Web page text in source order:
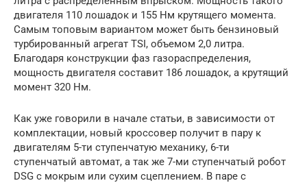
двигателя 110 лошадок и 155 Нм крутящего момента.
Самым топовым вариантом может быть бензиновый
турбированный агрегат TSI, объемом 2,0 литра.
Благодаря конструкции фаз газораспределения,
мощность двигателя составит 186 лошадок, а крутящий
момент 320 Нм.
Как уже говорили в начале статьи, в зависимости от
комплектации, новый кроссовер получит в пару к
двигателям 5-ти ступенчатую механику, 6-ти
ступенчатый автомат, а так же 7-ми ступенчатый робот
DSG с мокрым или сухим сцеплением. В паре с